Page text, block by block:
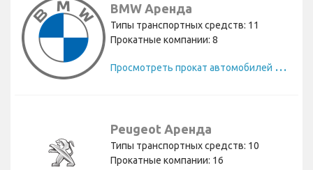
BMW Аренда
Типы транспортных средств: 11
Прокатные компании: 8
П
росмотреть прокат автомобилей BMW
Peugeot Аренда
Типы транспортных средств: 10
Прокатные компании: 16